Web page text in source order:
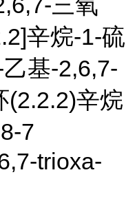
辛烷-1-硫
基-2,6,7-
(2.2.2)辛烷
7
trioxa-